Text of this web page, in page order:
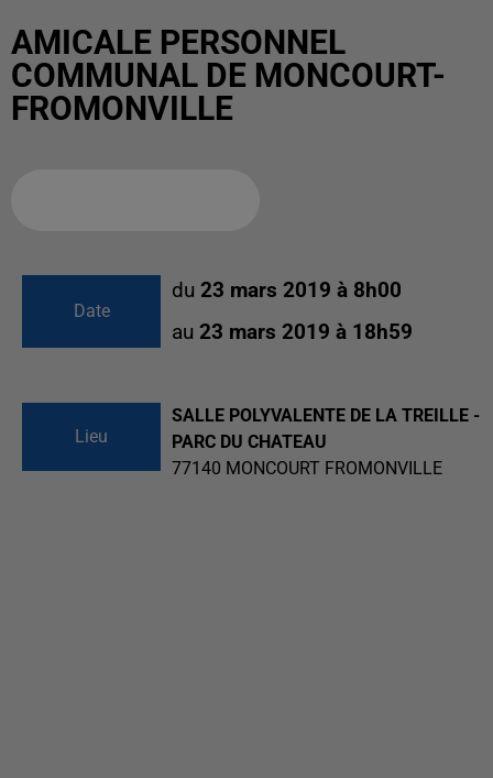
AMICALE PERSONNEL
COMMUNAL DE MONCOURT-
FROMONVILLE
Date
du 23 mars 2019 à 8h00
au 23 mars 2019 à 18h59
Lieu
SALLE POLYVALENTE DE LA TREILLE -
PARC DU CHATEAU
77140 MONCOURT FROMONVILLE